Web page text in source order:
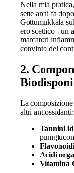
Nella mia
sette anni fa
Gottumukkala
ero scettico - un
marcatori
convinto del
2.
La
altri antiossidanti:
Tannini
Flavonoidi
Acidi
Vitamina